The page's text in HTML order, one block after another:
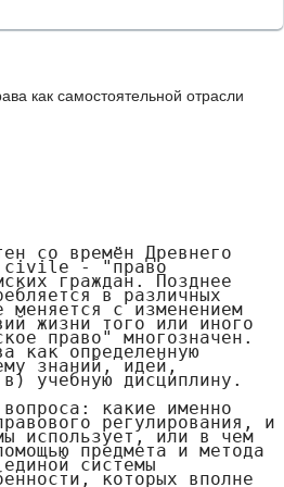
как самостоятельной отрасли